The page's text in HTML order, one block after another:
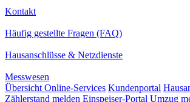
Kontakt
Häufig gestellte Fragen (FAQ)
Hausanschlüsse & Netzdienste
Messwesen
Übersicht Online-Services Kundenportal
Zählerstand melden Einspeiser-Portal Umzug